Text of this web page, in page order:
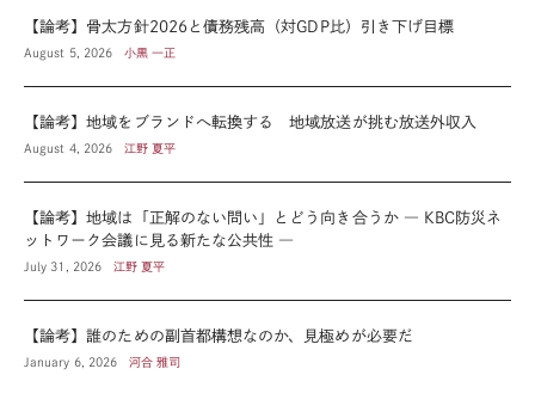
【論考】骨太方針2026と債務残高（対GDP比）引き下げ目標
August 5, 2026 小黒 一正
【論考】地域をブランドへ転換する 地域放送が挑む放送外収入
August 4, 2026 江野 夏平
【論考】地域は「正解のない問い」とどう向き合うか ― KBC防災ネ
ットワーク会議に見る新たな公共性 ―
July 31, 2026 江野 夏平
【論考】誰のための副首都構想なのか、見極めが必要だ
January 6, 2026 河合 雅司